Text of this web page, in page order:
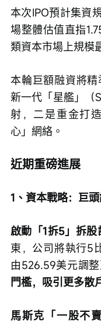
本次IPO預計集資
場整體估值直指
類資本市場上規模
本輪巨額融資將
新一代「星艦」（
射，二是重金打
心」網絡。
近期重磅進展
1、資本戰略：巨
啟動「1拆5」拆股
東，公司將執行5
由526.59美元調
門檻，吸引更多散
馬斯克「一股不賣